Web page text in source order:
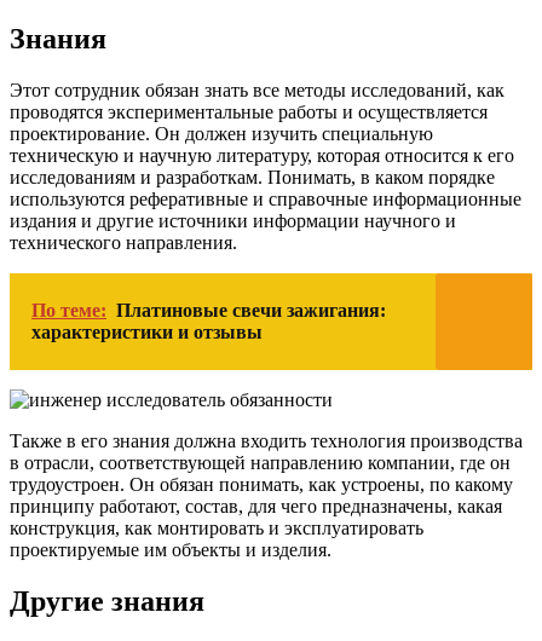
Знания
Этот сотрудник обязан знать все методы исследований, как
проводятся экспериментальные работы и осуществляется
проектирование. Он должен изучить специальную
техническую и научную литературу, которая относится к его
исследованиям и разработкам. Понимать, в каком порядке
используются реферативные и справочные информационные
издания и другие источники информации научного и
технического направления.
По теме: Платиновые свечи зажигания:
характеристики и отзывы
Также в его знания должна входить технология производства
в отрасли, соответствующей направлению компании, где он
трудоустроен. Он обязан понимать, как устроены, по какому
принципу работают, состав, для чего предназначены, какая
конструкция, как монтировать и эксплуатировать
проектируемые им объекты и изделия.
Другие знания